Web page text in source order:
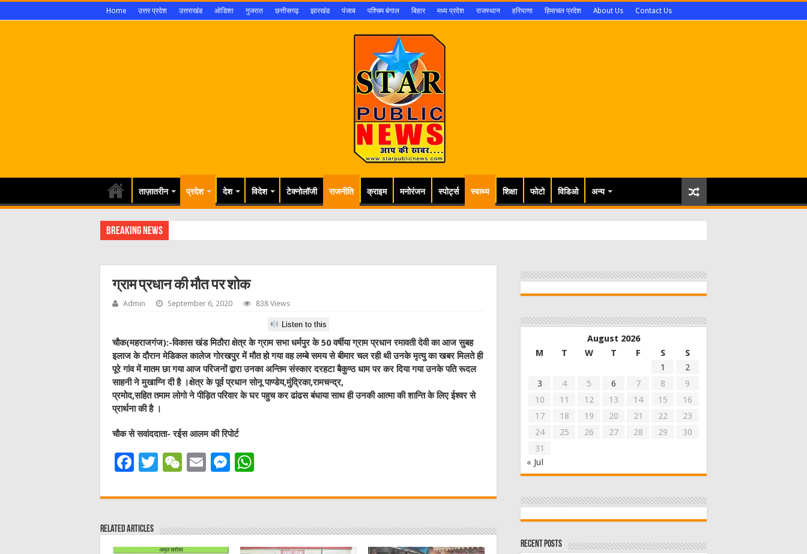
Home उत्तर प्रदेश उत्तराखंड ओडिशा गुजरात छत्तीसगढ़ झारखंड पंजाब पश्चिम बंगाल बिहार मध्य प्रदेश राजस्थान हरियाणा हिमाचल प्रदेश About Us Contact Us
ताज़ातरीन प्रदेश देश विदेश टेक्नोलॉजी राजनीति क्राइम मनोरंजन स्पोर्ट्स स्वाथ्य शिक्षा फोटो विडिओ अन्य
Breaking News
ग्राम प्रधान की मौत पर शोक
Admin September 6, 2020 838 Views
Listen to this
चौक(महराजगंज):-विकास खंड मिठौरा क्षेत्र के ग्राम सभा धर्मपुर के 50 वर्षीया ग्राम प्रधान रमावती देवी का आज सुबह
इलाज के दौरान मेडिकल कालेज गोरखपुर में मौत हो गया वह लम्बे समय से बीमार चल रही थी उनके मृत्यु का खबर मिलते ही
पूरे गांव में मातम छा गया आज परिजनों द्वारा उनका अन्तिम संस्कार दरहटा बैकुण्ठ धाम पर कर दिया गया उनके पति रूदल
साहनी ने मुखाग्नि दी है ।क्षेत्र के पूर्व प्रधान सोनू पाण्डेय,मुंद्रिका,रामचन्द्र,
प्रमोद,सहित तमाम लोगो ने पीड़ित परिवार के घर पहुच कर ढांढस बंधाया साथ ही उनकी आत्मा की शान्ति के लिए ईश्वर से
प्रार्थना की है ।
चौक से सवांददाता- रईस आलम की रिपोर्ट
F
c
e
b
T
it
r
W
C
at
E
ai
M
ss
n
at
A
Related Articles
August 2026
M
T W T F S
S
1
2
3
4 5 6 7 8
9
10
11 12 13 14 15
16
17
18 19 20 21 22
23
24
25 26 27 28 29
30
31
« Jul
Recent Posts